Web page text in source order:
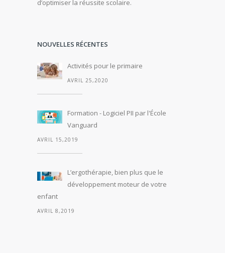
d’optimiser la réussite scolaire.
NOUVELLES RÉCENTES
Activités pour le primaire
AVRIL 25,2020
Formation - Logiciel PII par l'École
Vanguard
AVRIL 15,2019
L’ergothérapie, bien plus que le
développement moteur de votre
enfant
AVRIL 8,2019